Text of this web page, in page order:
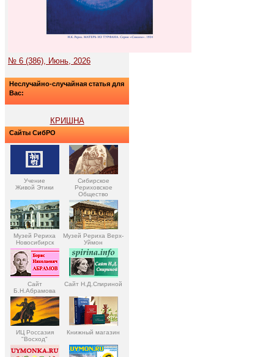
№ 6 (386), Июнь, 2026
Неслучайно-случайная статья для
Вас:
КРИШНА
Сайты СибРО
Учение
Живой Этики
Сибирское
Рериховское
Общество
Музей Рериха
Новосибирск
Музей Рериха Верх-
Уймон
Сайт
Б.Н.Абрамова
Сайт Н.Д.Спириной
ИЦ Россазия
"Восход"
Книжный магазин